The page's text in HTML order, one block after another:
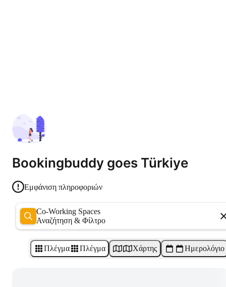
Bookingbuddy goes Türkiye
Εμφάνιση πληροφοριών
Co-Working Spaces
Αναζήτηση & Φίλτρο
Πλέγμα Πλέγμα Χάρτης Ημερολόγιο